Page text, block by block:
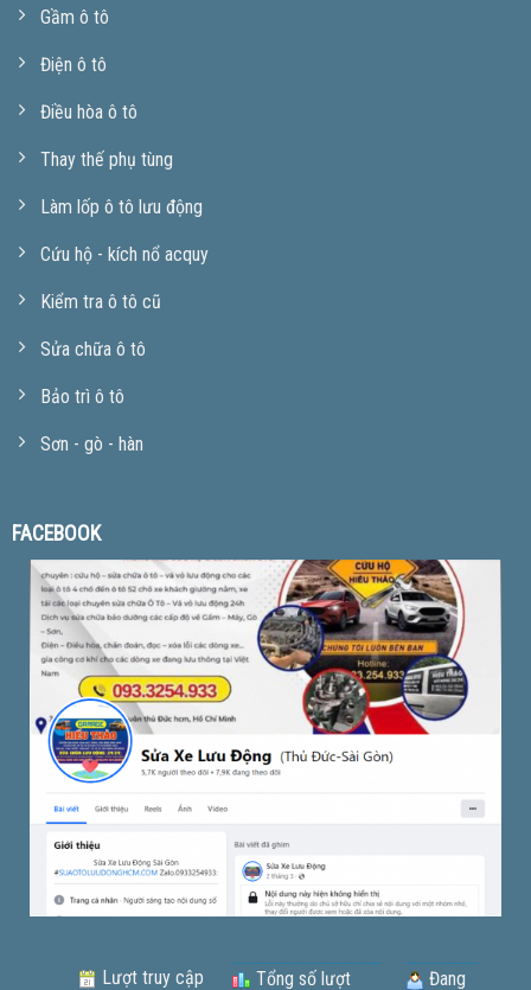
Gầm ô tô
Điện ô tô
Điều hòa ô tô
Thay thế phụ tùng
Làm lốp ô tô lưu động
Cứu hộ - kích nổ acquy
Kiểm tra ô tô cũ
Sửa chữa ô tô
Bảo trì ô tô
Sơn - gò - hàn
FACEBOOK
Lượt truy cập Tổng số lượt Đang